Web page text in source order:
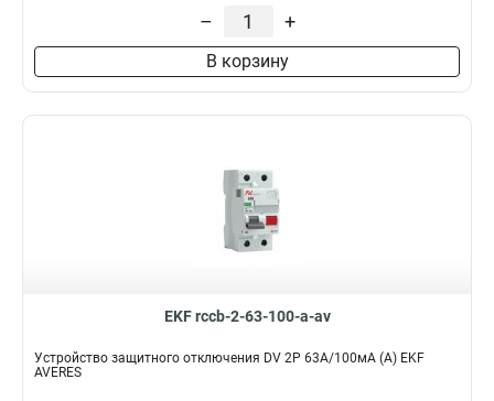
– +
В корзину
EKF rccb-2-63-100-a-av
Устройство защитного отключения DV 2P 63А/100мА (A) EKF
AVERES